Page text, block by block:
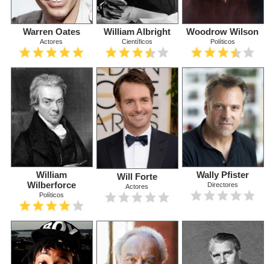
Warren Oates
Actores
William Albright
Científicos
Woodrow Wilson
Políticos
William
Wilberforce
Políticos
Will Forte
Actores
Wally Pfister
Directores